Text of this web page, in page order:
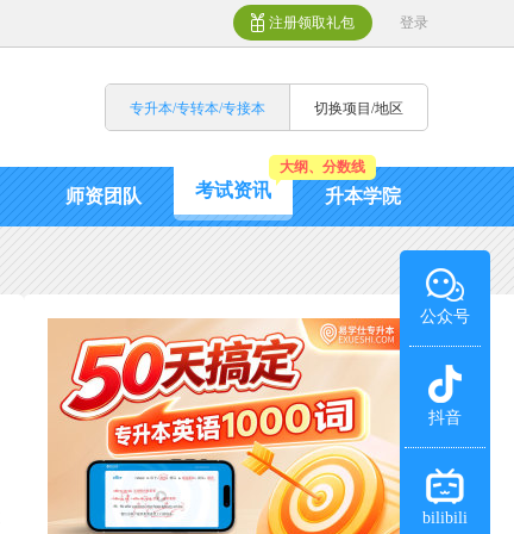
注册领取礼包 登录
专升本/专转本/专接本 切换项目/地区
师资团队 考试资讯
大纲、分数线
升本学院
公众号
抖音
bilibili